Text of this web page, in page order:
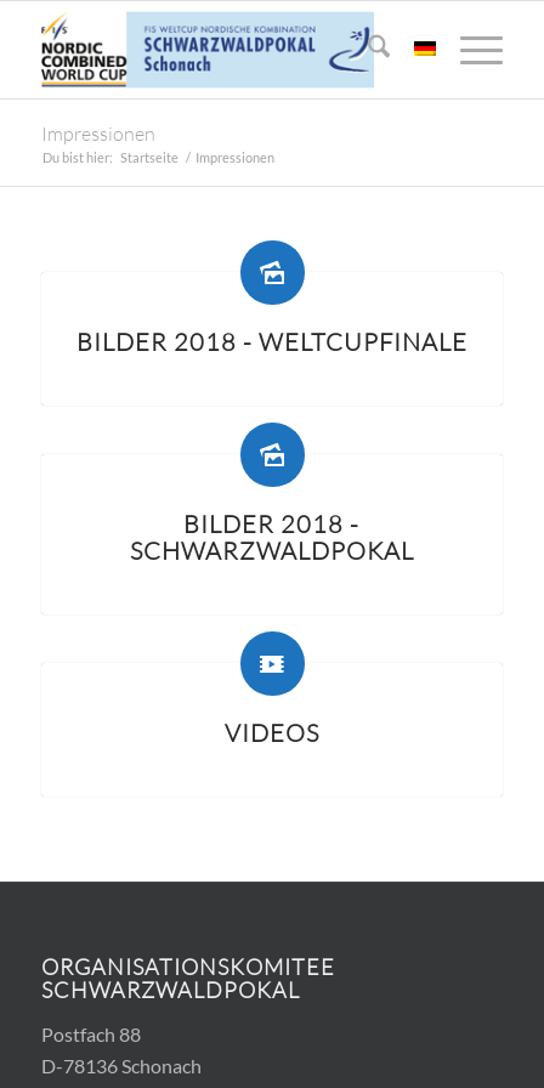
Impressionen
Du bist hier: Startseite / Impressionen
BILDER 2018 - WELTCUPFINALE
BILDER 2018 -
SCHWARZWALDPOKAL
VIDEOS
ORGANISATIONSKOMITEE
SCHWARZWALDPOKAL
Postfach 88
D-78136 Schonach